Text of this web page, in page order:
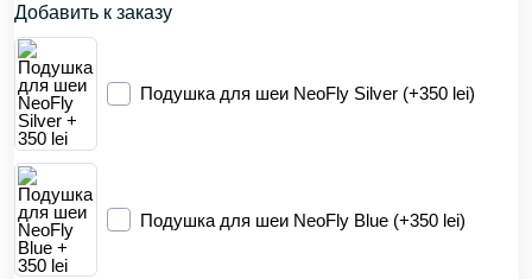
Добавить к заказу
Подушка для шеи NeoFly Silver (+350 lei)
Подушка для шеи NeoFly Blue (+350 lei)